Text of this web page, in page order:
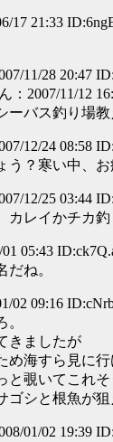
17 21:33
11/28 20:47
：2007/11/12
ーバス釣り場
12/24 08:58
う？寒い中、お
12/25 03:44
カレイかチカ釣
01 05:43
だね。
02 09:16
きましたが
め海すら見に
と覗いてこれそ
ゴシと根魚が狙
01/02 19:39